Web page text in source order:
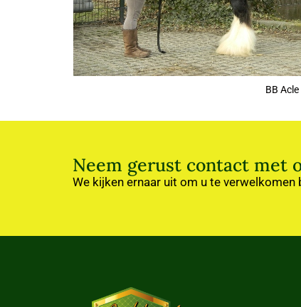
BB
Neem gerust contact met
We kijken ernaar uit om u te verwelkomen